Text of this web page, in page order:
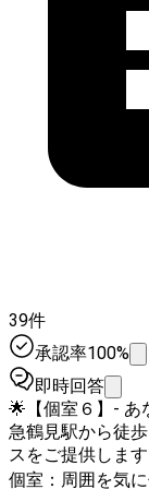
39件
承認率100%
即時回答
🌟【個室６】- あ
急鶴見駅から徒
スをご提供します。 🔥特徴🔥 🔌電源：コンセント完
個室：周囲を気